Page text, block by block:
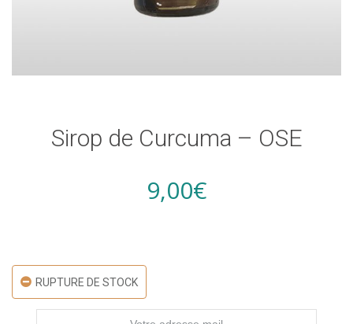
Sirop de Curcuma – OSE
9,00€
RUPTURE DE STOCK